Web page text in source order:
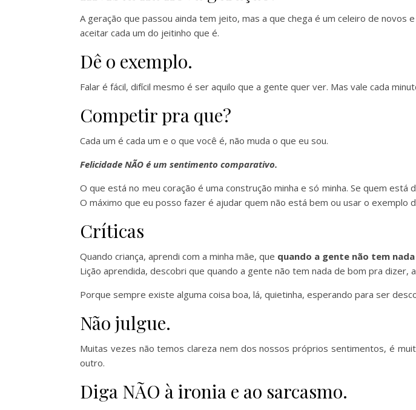
A geração que passou ainda tem jeito, mas a que chega é um celeiro de novos
aceitar cada um do jeitinho que é.
Dê o exemplo.
Falar é fácil, difícil mesmo é ser aquilo que a gente quer ver. Mas vale cada
Competir pra que?
Cada um é cada um e o que você é, não muda o que eu sou.
Felicidade NÃO é um sentimento comparativo.
O que está no meu coração é uma construção minha e só minha. Se quem
O máximo que eu posso fazer é ajudar quem não está bem ou usar o exemplo
Críticas
Quando criança, aprendi com a minha mãe, que quando a gente não tem
Lição aprendida, descobri que quando a gente não tem nada de bom pra dizer,
Porque sempre existe alguma coisa boa, lá, quietinha, esperando para ser
Não julgue.
Muitas vezes não temos clareza nem dos nossos próprios sentimentos, é
outro.
Diga NÃO à ironia e ao sarcasmo.